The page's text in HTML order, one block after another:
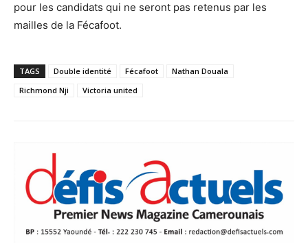
pour les candidats qui ne seront pas retenus par les
mailles de la Fécafoot.
TAGS Double identité Fécafoot
Nathan Douala
Richmond Nji
Victoria united